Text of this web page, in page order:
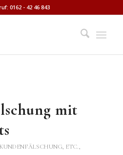
0162 - 42 46 843
mit
ETC.,